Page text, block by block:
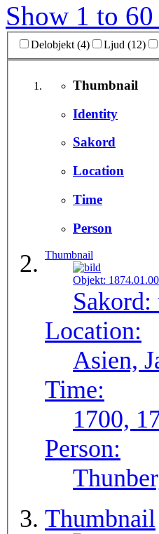
Show 1 to
Delobjekt (4) Ljud (12)
Thumbnail
Identity
Sakord
Location
Time
Person
Thumbnail
Objekt:
Sakord:
Location:
Asien,
Time:
1700,
Person:
Thumbnail